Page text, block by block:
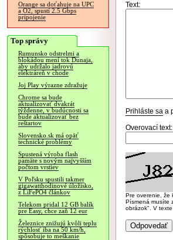
Orange sa doťahuje na UPC
a O2, spustí 2.5 Gbps
pripojenie
Top správy
Rumunsko odstrelmi a
blokádou mení tok Dunaja,
aby udržalo jadrovú
elektráreň v chode
Joj Play výrazne zdražuje
Chrome sa bude
aktualizovať dvakrát
týždenne, v budúcnosti sa
bude aktualizovať bez
reštartov
Slovensko.sk má opäť
technické problémy
Spustená výroba flash
pamäte s novým najvyšším
počtom vrstiev
V Poľsku spustili takmer
gigawatthodinové úložisko,
z LiFePO4 článkov
Telekom pridal 12 GB balík
pre Easy, chce zaň 12 eur
Železnice znižujú kvôli teplu
rýchlosť iba na 50 km/h,
spôsobuje to meškanie
Text:
Prihláste sa a
Overovací text:
Pre overenie, že
Písmená musíte
obrázok". V